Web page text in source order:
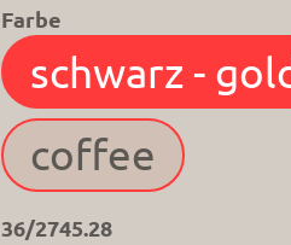
Farbe
36/2745.28